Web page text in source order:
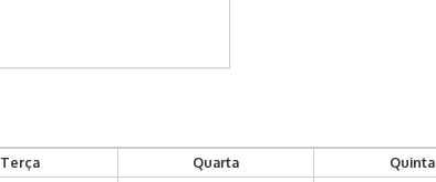
Terça Quarta Quinta